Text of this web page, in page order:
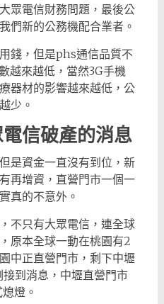
眾電信財務問題，最後公
們新的公務機配合業者。
錢，但是phs通信品質不
越來越低，當然3G手機
器材的影響越來越低，公
少。
信破產的消息
是資金一直沒有到位，新
再增資，直營門市一個一
真的不意外。
不只有大眾電信，連全球
原本全球一動在桃園有2
中正直營門市，剩下中壢
到消息，中壢直營門市
燈。